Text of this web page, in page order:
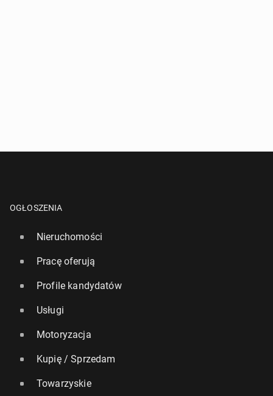
OGŁOSZENIA
Nieruchomości
Pracę oferują
Profile kandydatów
Usługi
Motoryzacja
Kupię / Sprzedam
Towarzyskie